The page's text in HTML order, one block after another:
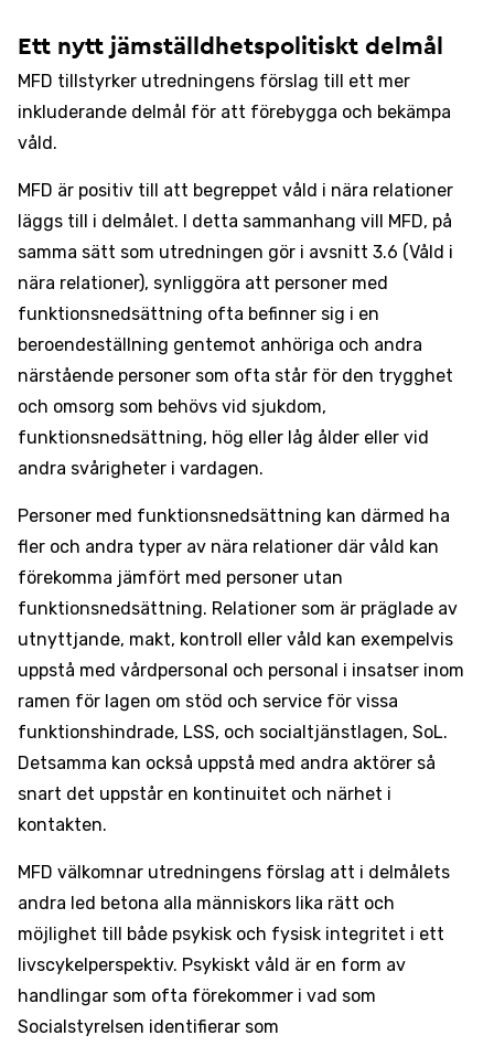
Ett nytt jämställdhetspolitiskt delmål
MFD tillstyrker utredningens förslag till ett mer
inkluderande delmål för att förebygga och bekämpa
våld.
MFD är positiv till att begreppet våld i nära relationer
läggs till i delmålet. I detta sammanhang vill MFD, på
samma sätt som utredningen gör i avsnitt 3.6 (Våld i
nära relationer), synliggöra att personer med
funktionsnedsättning ofta befinner sig i en
beroendeställning gentemot anhöriga och andra
närstående personer som ofta står för den trygghet
och omsorg som behövs vid sjukdom,
funktionsnedsättning, hög eller låg ålder eller vid
andra svårigheter i vardagen.
Personer med funktionsnedsättning kan därmed ha
fler och andra typer av nära relationer där våld kan
förekomma jämfört med personer utan
funktionsnedsättning. Relationer som är präglade av
utnyttjande, makt, kontroll eller våld kan exempelvis
uppstå med vårdpersonal och personal i insatser inom
ramen för lagen om stöd och service för vissa
funktionshindrade, LSS, och socialtjänstlagen, SoL.
Detsamma kan också uppstå med andra aktörer så
snart det uppstår en kontinuitet och närhet i
kontakten.
MFD välkomnar utredningens förslag att i delmålets
andra led betona alla människors lika rätt och
möjlighet till både psykisk och fysisk integritet i ett
livscykelperspektiv. Psykiskt våld är en form av
handlingar som ofta förekommer i vad som
Socialstyrelsen identifierar som